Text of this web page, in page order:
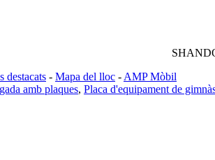
destacats - Mapa del lloc - AMP Mòbil
amb plaques, Placa d'equipament de